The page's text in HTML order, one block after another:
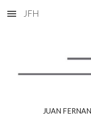
Skip to main content
JFH
JUAN